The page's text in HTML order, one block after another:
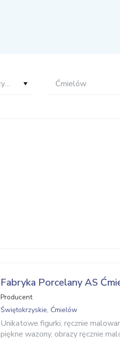
Województwo Świętokrzyskie Ćmielów
Fabryka Porcelany AS
Producent
Świętokrzyskie, Ćmielów
Unikatowe figurki, ręcznie
piękne wazony, obrazy ręcznie